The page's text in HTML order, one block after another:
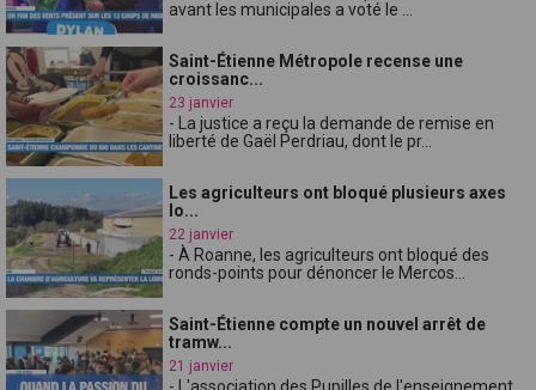
avant les municipales a voté le ...
Saint-Étienne Métropole recense une
croissanc...
23 janvier
- La justice a reçu la demande de remise en
liberté de Gaël Perdriau, dont le pr...
Les agriculteurs ont bloqué plusieurs axes
lo...
22 janvier
- À Roanne, les agriculteurs ont bloqué des
ronds-points pour dénoncer le Mercos...
Saint-Étienne compte un nouvel arrêt de
tramw...
21 janvier
- L'association des Pupilles de l'enseignement